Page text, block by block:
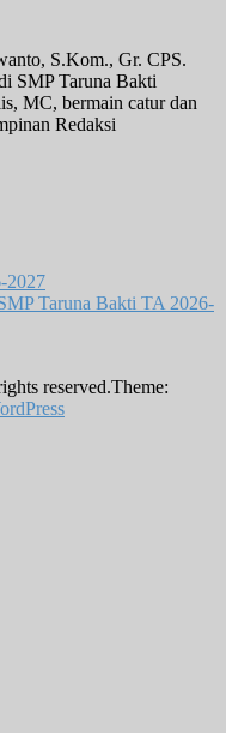
S.Kom., Gr. CPS.
SMP Taruna Bakti
MC, bermain catur dan
Redaksi
2027
Taruna Bakti TA 2026-
reserved.Theme: